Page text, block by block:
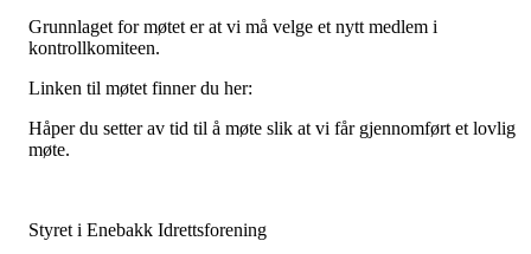
Grunnlaget for møtet er at vi må velge et nytt medlem i
kontrollkomiteen.
Linken til møtet finner du her:
Håper du setter av tid til å møte slik at vi får gjennomført et lovlig
møte.
Styret i Enebakk Idrettsforening